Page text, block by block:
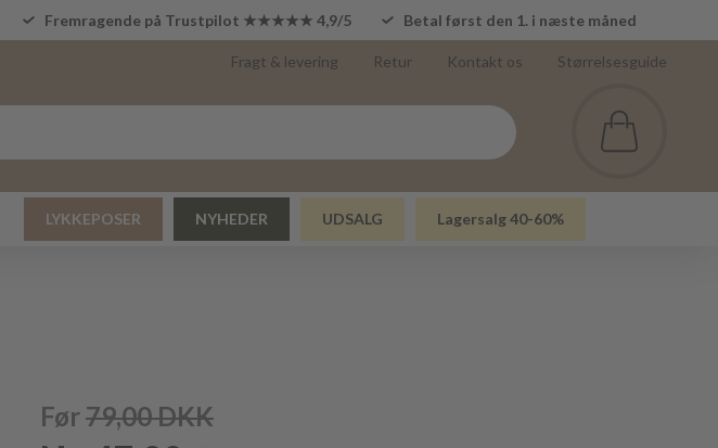
Fremragende på Trustpilot ★★★★★ 4,9/5 Betal først den 1. i næste måned
Fragt & levering Retur Kontakt os Størrelsesguide
LYKKEPOSER NYHEDER UDSALG Lagersalg 40-60%
Før79,00DKK